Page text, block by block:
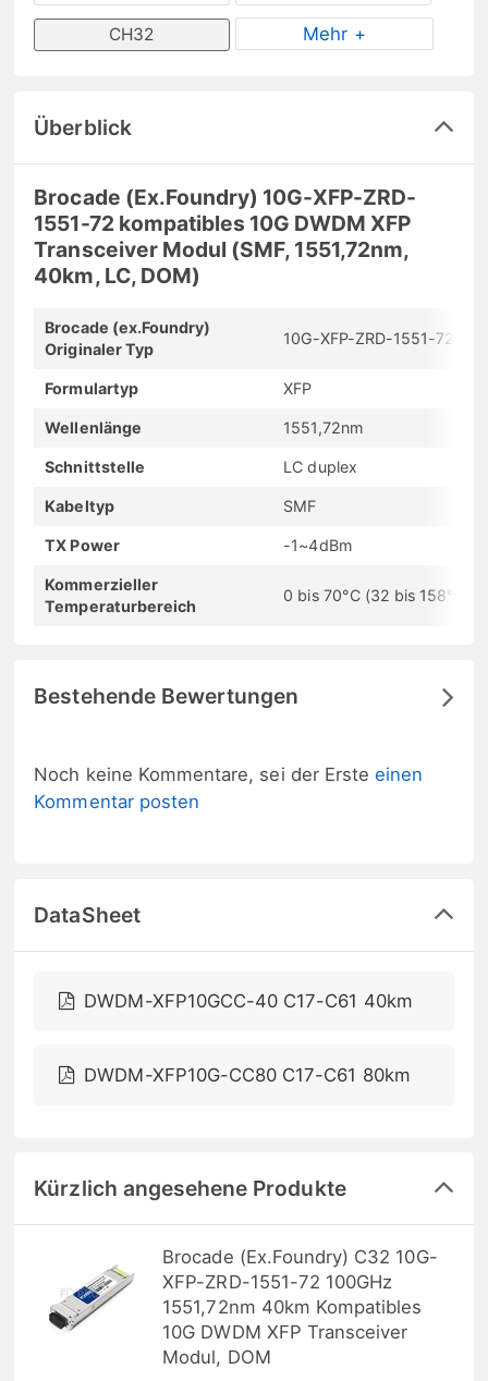
CH32 Mehr +
Überblick
Brocade (Ex.Foundry) 10G-XFP-ZRD-
1551-72 kompatibles 10G DWDM XFP
Transceiver Modul (SMF, 1551,72nm,
40km, LC, DOM)
Brocade (ex.Foundry)
Originaler Typ
10G-XFP-ZRD-1551-72
Formulartyp XFP
Wellenlänge 1551,72nm
Schnittstelle LC duplex
Kabeltyp SMF
TX Power -1~4dBm
Kommerzieller
Temperaturbereich
0 bis 70°C (32 bis 158°F)
Bestehende Bewertungen
Noch keine Kommentare, sei der Ersteeinen
Kommentar posten
DataSheet
DWDM-XFP10GCC-40 C17-C61 40km
DWDM-XFP10G-CC80 C17-C61 80km
Kürzlich angesehene Produkte
Brocade (Ex.Foundry) C32 10G-
XFP-ZRD-1551-72 100GHz
1551,72nm 40km Kompatibles
10G DWDM XFP Transceiver
Modul, DOM